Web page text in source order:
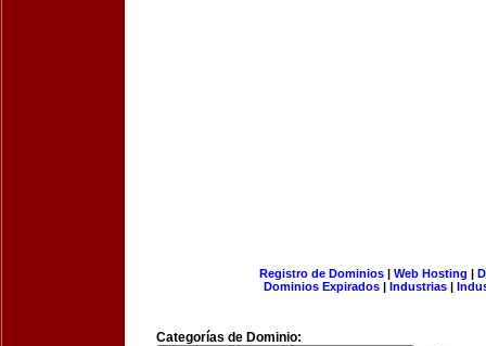
Registro de Dominios| Web Hosting |
Dominios Expirados | Industrias |
Categorías de Dominio: